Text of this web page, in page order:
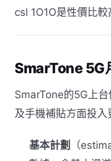
csl 1O1O是性價比較
SmarTone 5G
SmarTone的5G上
及手機補貼方面投入
基本計劃
（